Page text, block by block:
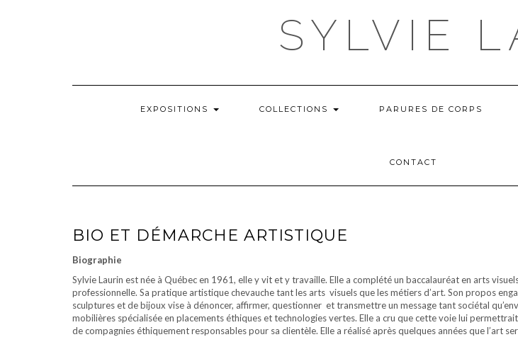
SYLVIE
EXPOSITIONS COLLECTIONS PARURES DE CORPS
CONTACT
BIO ET DÉMARCHE ARTISTIQUE
Biographie
Sylvie Laurin est née à Québec en 1961, elle y vit et y travaille. Elle a complété un baccalauréat en arts
professionnelle. Sa pratique artistique chevauche tant les arts visuels que les métiers d’art. Son propos
sculptures et de bijoux vise à dénoncer, affirmer, questionner et transmettre un message tant sociétal
mobilières spécialisée en placements éthiques et technologies vertes. Elle a cru que cette voie lui
de compagnies éthiquement responsables pour sa clientèle. Elle a réalisé après quelques années que l’art